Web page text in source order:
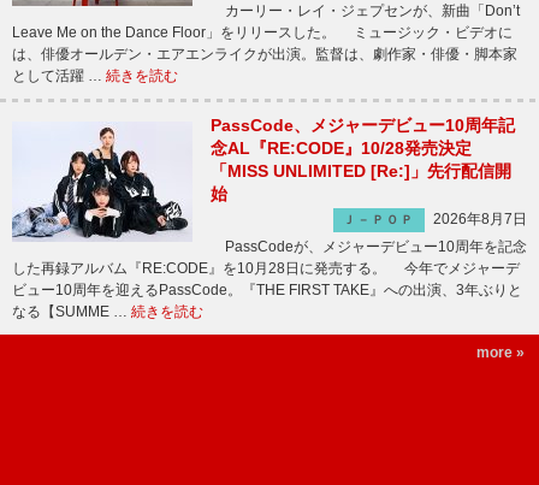
カーリー・レイ・ジェプセンが、新曲「Don’t
Leave Me on the Dance Floor」をリリースした。 ミュージック・ビデオに
は、俳優オールデン・エアエンライクが出演。監督は、劇作家・俳優・脚本家
として活躍 … 続きを読む
PassCode、メジャーデビュー10周年記
念AL『RE:CODE』10/28発売決定
「MISS UNLIMITED [Re:]」先行配信開
始
Ｊ－ＰＯＰ
2026年8月7日
PassCodeが、メジャーデビュー10周年を記念
した再録アルバム『RE:CODE』を10月28日に発売する。 今年でメジャーデ
ビュー10周年を迎えるPassCode。『THE FIRST TAKE』への出演、3年ぶりと
なる【SUMME … 続きを読む
more »